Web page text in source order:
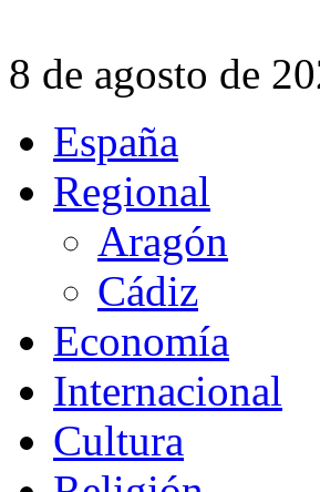
8 de agosto de
España
Regional
Aragón
Cádiz
Economía
Internacional
Cultura